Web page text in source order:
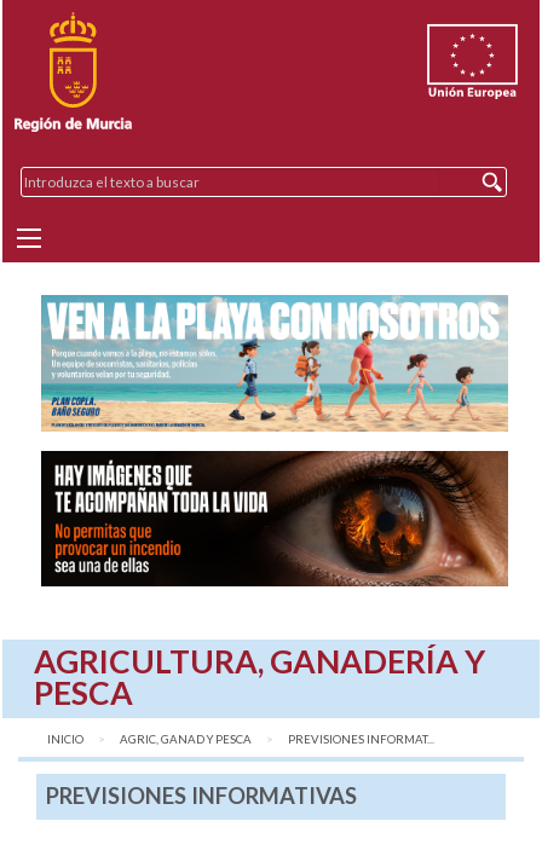
AGRICULTURA, GANADERÍA Y
PESCA
INICIO AGRIC, GANAD Y PESCA AQUÍ:
PREVISIONES INFORMAT...
PREVISIONES INFORMATIVAS